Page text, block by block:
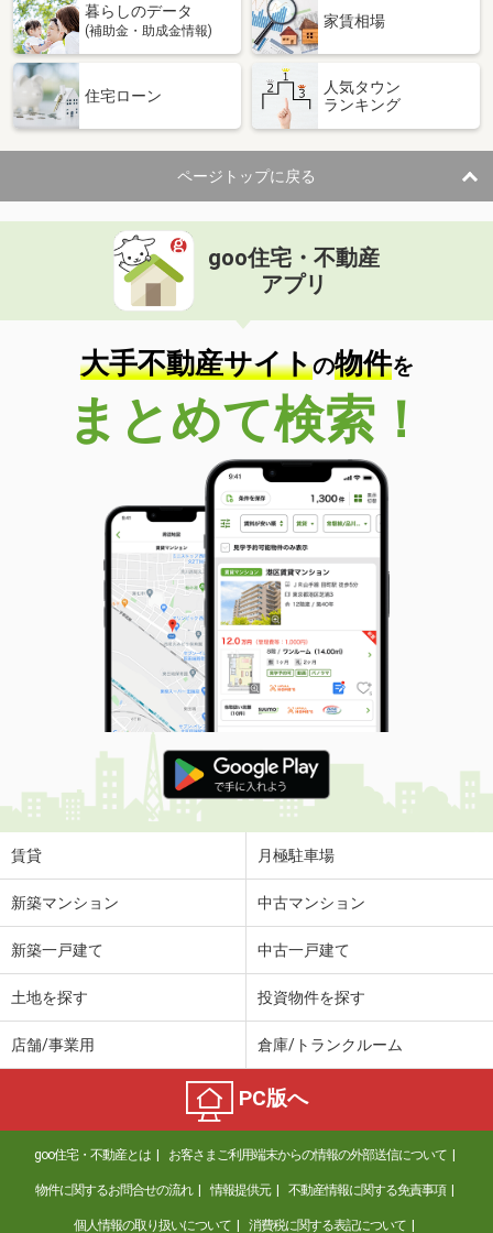
暮らしのデータ
(補助金・助成金情報)
家賃相場
住宅ローン
人気タウン
ランキング
ページトップに戻る
goo住宅・不動産
アプリ
大手不動産サイトの物件を
まとめて検索！
賃貸 月極駐車場
新築マンション 中古マンション
新築一戸建て 中古一戸建て
土地を探す 投資物件を探す
店舗/事業用 倉庫/トランクルーム
PC版へ
goo住宅・不動産とは お客さまご利用端末からの情報の外部送信について
物件に関するお問合せの流れ 情報提供元 不動産情報に関する免責事項
個人情報の取り扱いについて 消費税に関する表記について